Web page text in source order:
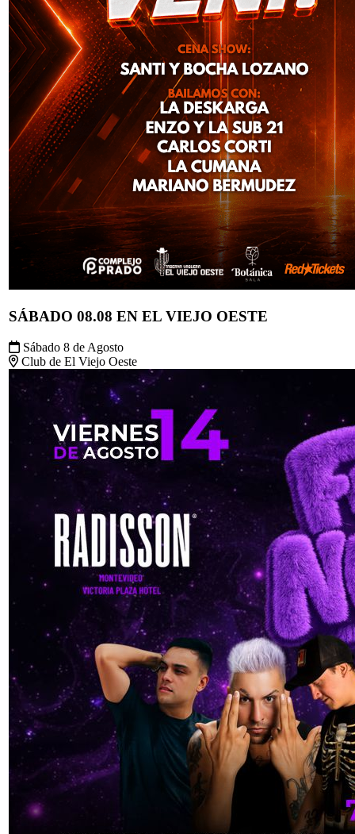
SÁBADO 08.08 EN EL VIEJO OESTE
Sábado 8 de Agosto
Club de El Viejo Oeste